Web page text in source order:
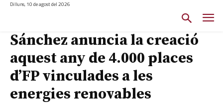
Dilluns, 10 de agost del 2026
Sánchez anuncia la creació
aquest any de 4.000 places
d’FP vinculades a les
energies renovables